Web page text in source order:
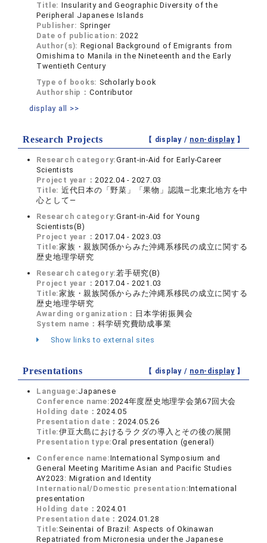
Title: Insularity and Geographic Diversity of the
Peripheral Japanese Islands
Publisher: Springer
Date of publication:2022
Author(s): Regional Background of Emigrants from
Omishima to Manila in the Nineteenth and the Early
Twentieth Century
Type of books: Scholarly book
Authorship： Contributor
display all >>
Research Projects 【 display / non-display】
Research category:Grant-in-Aid for Early-Career
Scientists
Project year：2022.04 - 2027.03
Title: 近代日本の「野菜」「果物」認識―北東北地方を中
心として―
Research category:Grant-in-Aid for Young
Scientists(B)
Project year：2017.04 - 2023.03
Title:家族・親族関係からみた沖縄系移民の成立に関する
歴史地理学研究
Research category:若手研究(B)
Project year：2017.04 - 2021.03
Title:家族・親族関係からみた沖縄系移民の成立に関する
歴史地理学研究
Awarding organization： 日本学術振興会
System name： 科学研究費助成事業
Show links to external sites
Presentations 【 display / non-display】
Language:Japanese
Conference name:2024年度歴史地理学会第67回大会
Holding date：2024.05
Presentation date：2024.05.26
Title:伊豆大島におけるラクダの導入とその後の展開
Presentation type:Oral presentation (general)
Conference name:International Symposium and
General Meeting Maritime Asian and Pacific Studies
AY2023: Migration and Identity
International/Domestic presentation:International
presentation
Holding date：2024.01
Presentation date：2024.01.28
Title: Seinentai of Brazil: Aspects of Okinawan
Repatriated from Micronesia under the Japanese